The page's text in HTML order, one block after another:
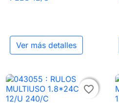
Ver más detalles

favorite_border